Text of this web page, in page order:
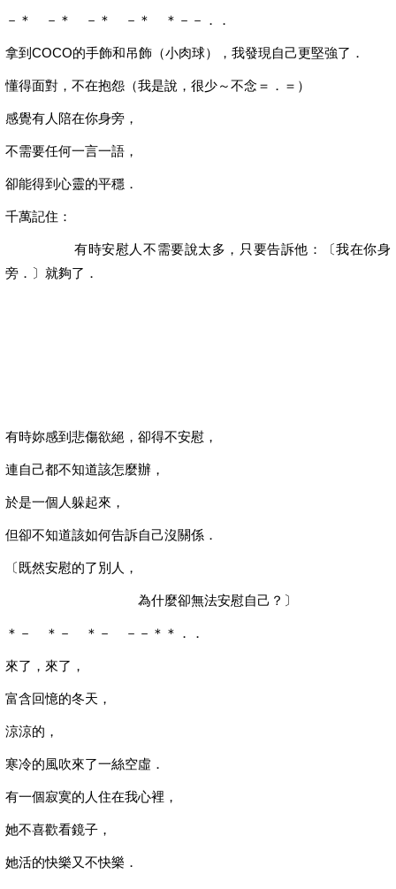
－＊ －＊ －＊ －＊ ＊－－．．
拿到COCO的手飾和吊飾（小肉球），我發現自己更堅強了．
懂得面對，不在抱怨（我是說，很少～不念＝．＝）
感覺有人陪在你身旁，
不需要任何一言一語，
卻能得到心靈的平穩．
千萬記住：
有時安慰人不需要說太多，只要告訴他：〔我在你身
旁．〕就夠了．
有時妳感到悲傷欲絕，卻得不安慰，
連自己都不知道該怎麼辦，
於是一個人躲起來，
但卻不知道該如何告訴自己沒關係．
〔既然安慰的了別人，
為什麼卻無法安慰自己？〕
＊－ ＊－ ＊－ －－＊＊．．
來了，來了，
富含回憶的冬天，
涼涼的，
寒冷的風吹來了一絲空虛．
有一個寂寞的人住在我心裡，
她不喜歡看鏡子，
她活的快樂又不快樂．